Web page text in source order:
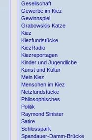
Gesellschaft
Gewerbe im Kiez
Gewinnspiel
Grabowskis Katze
Kiez
Kiezfundstücke
KiezRadio
Kiezreportagen
Kinder und Jugendliche
Kunst und Kultur
Mein Kiez
Menschen im Kiez
Netzfundstücke
Philosophisches
Politik
Raymond Sinister
Satire
Schlosspark
Spandauer-Damm-Brücke